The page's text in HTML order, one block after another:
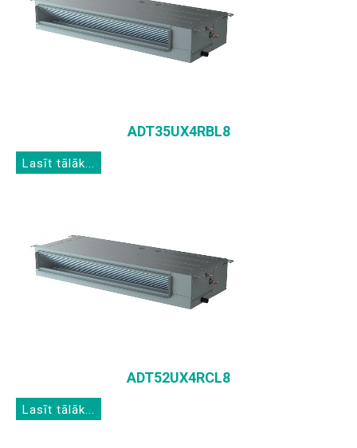
ADT35UX4RBL8
Lasīt tālāk...
ADT52UX4RCL8
Lasīt tālāk...